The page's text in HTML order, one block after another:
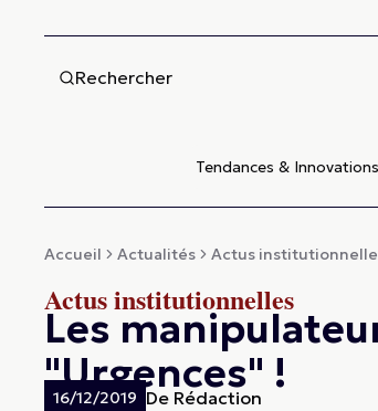
Rechercher
Tendances & Innovations
Accueil Actualités Actus
Actus institutionnelles
Les
"Urgences" !
16/12/2019 De Rédaction